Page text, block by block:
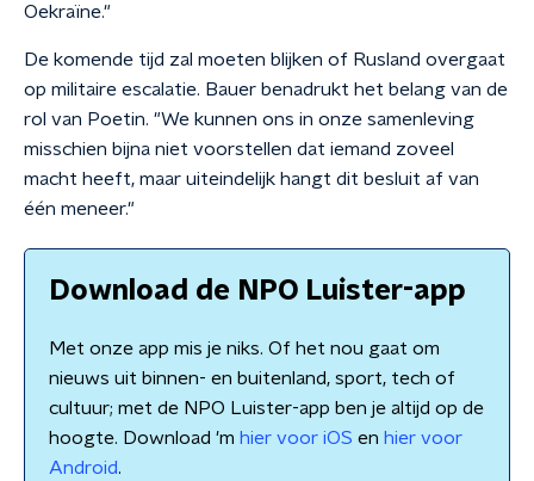
Oekraïne."
De komende tijd zal moeten blijken of Rusland overgaat
op militaire escalatie. Bauer benadrukt het belang van de
rol van Poetin. "We kunnen ons in onze samenleving
misschien bijna niet voorstellen dat iemand zoveel
macht heeft, maar uiteindelijk hangt dit besluit af van
één meneer."
Download de NPO Luister-app
Met onze app mis je niks. Of het nou gaat om
nieuws uit binnen- en buitenland, sport, tech of
cultuur; met de NPO Luister-app ben je altijd op de
hoogte. Download 'm hier voor iOS en hier voor
Android.